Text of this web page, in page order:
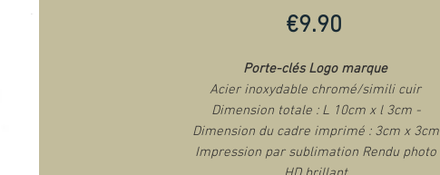
€9.90Price
Porte-clés Logo marque
Acier inoxydable chromé/simili cuir
Dimension totale : L 10cm x l 3cm -
Dimension du cadre imprimé : 3cm x 3cm
Impression par sublimation Rendu photo